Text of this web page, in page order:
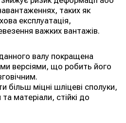
таких як
експлуатація,
важких вантажів.
валу покращена
версіями, що робить його
більш міцні шліцеві сполуки,
матеріали, стійкі до